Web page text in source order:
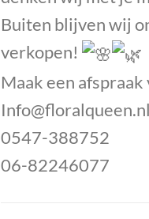
Buiten blijven wij
verkopen!
Maak een afspraak
Info@floralqueen.nl
0547-388752
06-82246077